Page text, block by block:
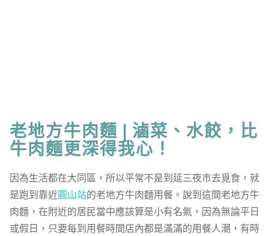
老地方牛肉麵 | 滷菜、水餃，比
牛肉麵更深得我心！
因為生活都在大同區，所以平常不是到延三夜市去覓食，就
是跑到靠近圓山站的老地方牛肉麵用餐。說到這間老地方牛
肉麵，在附近的居民當中應該算是小有名氣，因為無論平日
或假日，只要每到用餐時間店內都是滿滿的用餐人潮，有時